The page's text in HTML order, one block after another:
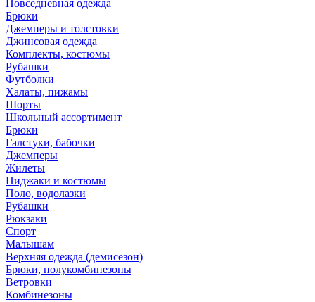
Повседневная одежда
Брюки
Джемперы и толстовки
Джинсовая одежда
Комплекты, костюмы
Рубашки
Футболки
Халаты, пижамы
Шорты
Школьный ассортимент
Брюки
Галстуки, бабочки
Джемперы
Жилеты
Пиджаки и костюмы
Поло, водолазки
Рубашки
Рюкзаки
Спорт
Малышам
Верхняя одежда (демисезон)
Брюки, полукомбинезоны
Ветровки
Комбинезоны